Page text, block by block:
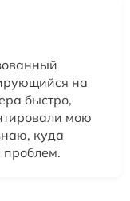
на
быстро,
мою
куда
проблем.